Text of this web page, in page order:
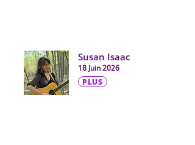
Susan Isaac
18 Juin 2026
PLUS